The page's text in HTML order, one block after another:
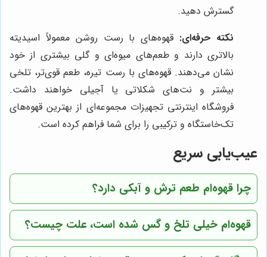
گسترش دهید.
نکته حرفه‌ای: قهوه‌های با رست روشن معمولاً اسیدیته
بالاتری دارند و طعم‌های میوه‌ای و گلی بیشتری از خود
نشان می‌دهند. قهوه‌های با رست تیره، طعم قوی‌تر، تلخی
بیشتر و نت‌های شکلاتی یا آجیلی خواهند داشت.
فروشگاه اینترنتی تجهیزات مجموعه‌ای از بهترین قهوه‌های
تک‌خاستگاه و ترکیبی را برای شما فراهم کرده است.
عیب‌یابی سریع
چرا قهوه‌ام طعم ترش و آبکی دارد؟
قهوه‌ام خیلی تلخ و گس شده است، علت چیست؟